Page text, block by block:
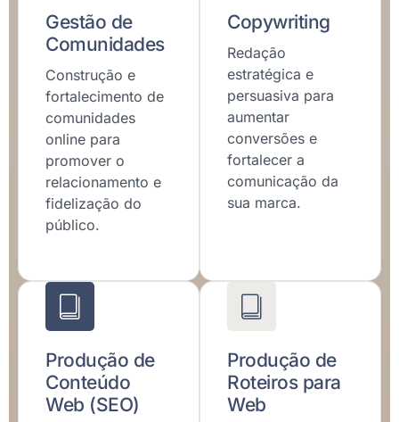
Gestão de
Comunidades
Construção e
fortalecimento de
comunidades
online para
promover o
relacionamento e
fidelização do
público.
Copywriting
Redação
estratégica e
persuasiva para
aumentar
conversões e
fortalecer a
comunicação da
sua marca.
Produção de
Conteúdo
Web (SEO)
Produção de
Roteiros para
Web